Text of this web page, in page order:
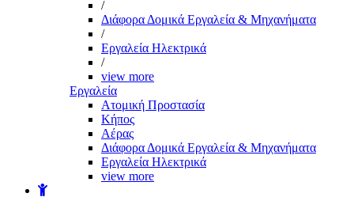
/
Διάφορα Δομικά Εργαλεία & Μηχανήματα
/
Εργαλεία Ηλεκτρικά
/
view more
Εργαλεία
Aτομική Προστασία
Kήπος
Αέρας
Διάφορα Δομικά Εργαλεία & Μηχανήματα
Εργαλεία Ηλεκτρικά
view more